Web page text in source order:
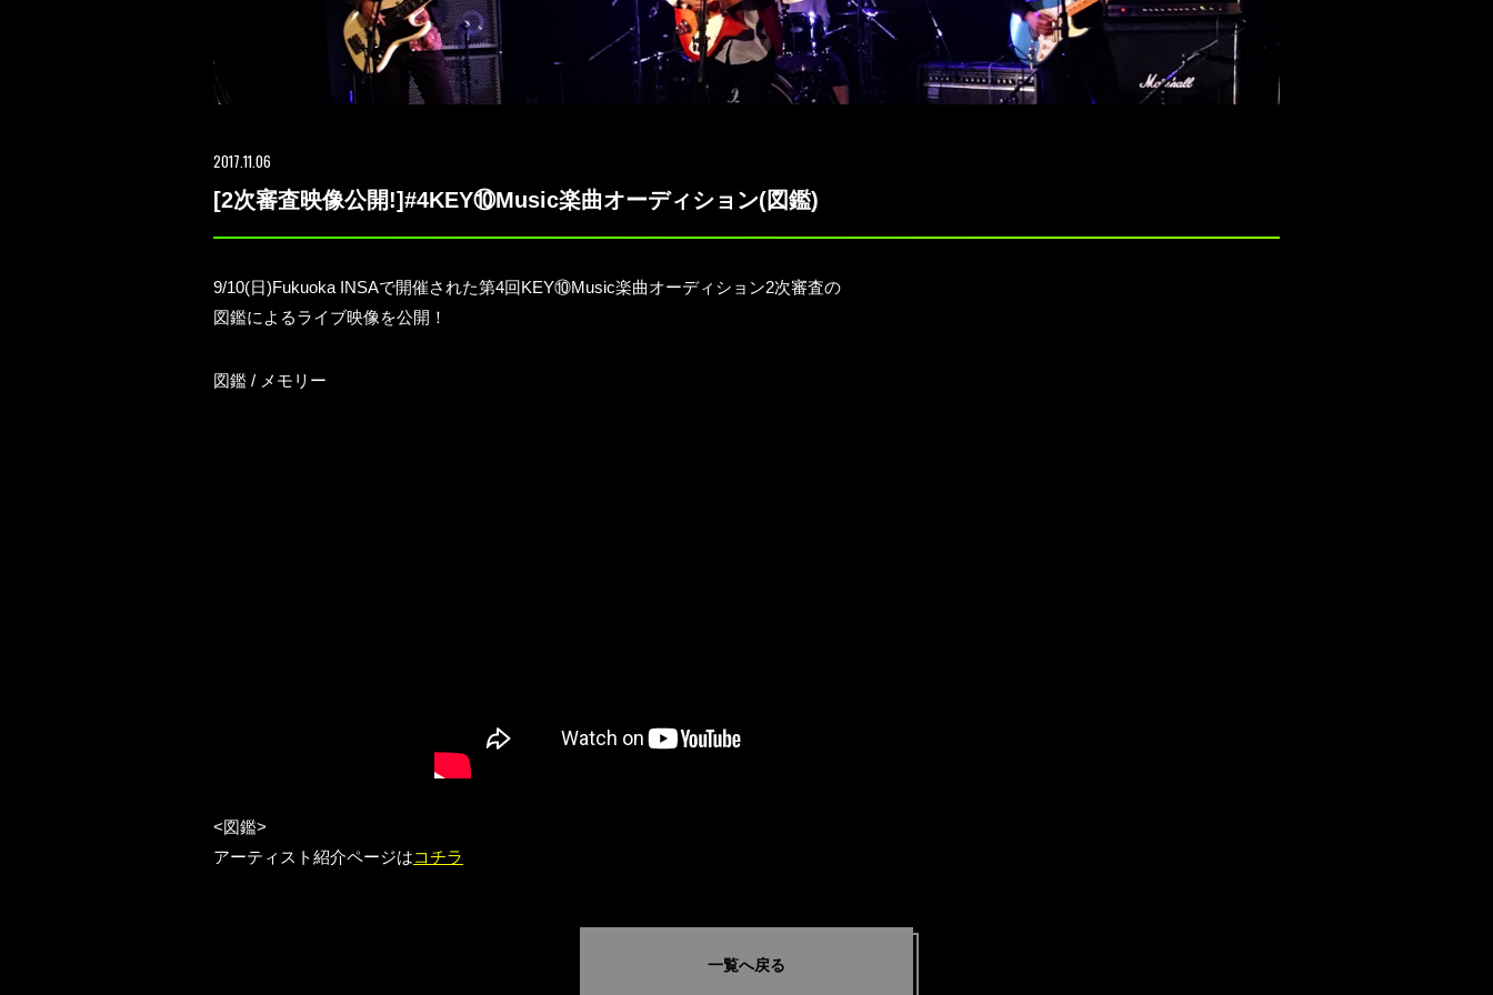
2017.11.06
[2次審査映像公開!]#4KEY⑩Music楽曲オーディション(図鑑)
9/10(日)Fukuoka INSAで開催された第4回KEY⑩Music楽曲オーディション2次審査の
図鑑によるライブ映像を公開！
図鑑 / メモリー
<図鑑>
アーティスト紹介ページはコチラ
一覧へ戻る